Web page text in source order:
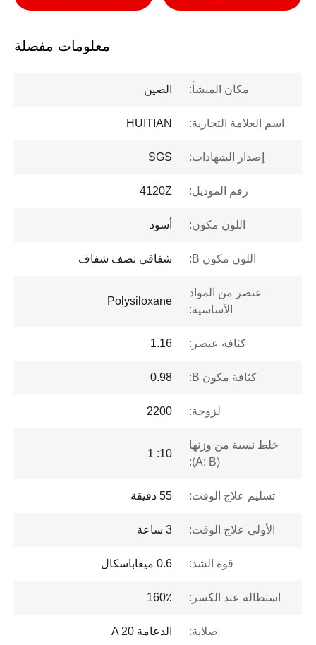
معلومات مفصلة
مكان المنشأ: الصين
اسم العلامة التجارية: HUITIAN
إصدار الشهادات: SGS
رقم الموديل: 4120Z
اللون مكون: أسود
اللون مكون B: شفافي نصف شفاف
عنصر من المواد
الأساسية:
Polysiloxane
كثافة عنصر: 1.16
كثافة مكون B: 0.98
لزوجة: 2200
خلط نسبة من وزنها
(A: B):
10: 1
تسليم علاج الوقت: 55 دقيقة
الأولي علاج الوقت: 3 ساعة
قوة الشد: 0.6 ميغاباسكال
استطالة عند الكسر: 160٪
صلابة: الدعامة A 20